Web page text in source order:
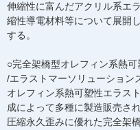
伸縮性に富んだアクリル系エ
縮性導電材料等について展開
する。
○完全架橋型オレフィン系熱
/エラストマーソリューション
オレフィン系熱可塑性エラス
成によって多種に製造販売さ
圧縮永久歪みに優れた完全架